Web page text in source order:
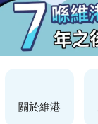
關於維港